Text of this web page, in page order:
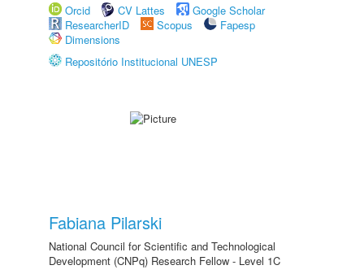
Orcid
CV Lattes
Google Scholar
ResearcherID
Scopus
Fapesp
Dimensions
Repositório Institucional UNESP
Fabiana Pilarski
National Council for Scientific and Technological
Development (CNPq) Research Fellow - Level 1C